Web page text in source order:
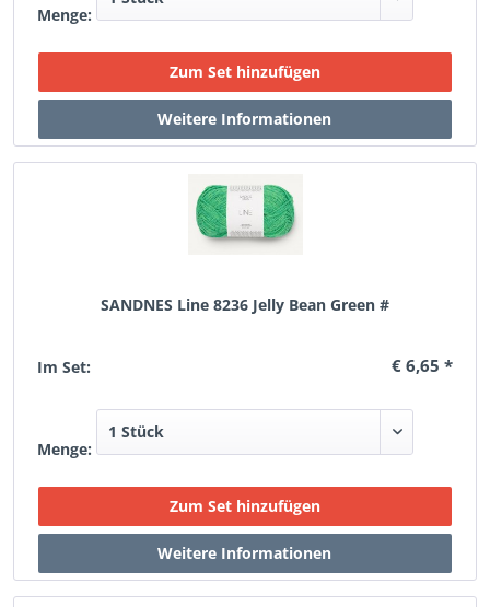
Menge:
SANDNES Line 8236 Jelly Bean Green #
Im Set: € 6,65 *
Menge: